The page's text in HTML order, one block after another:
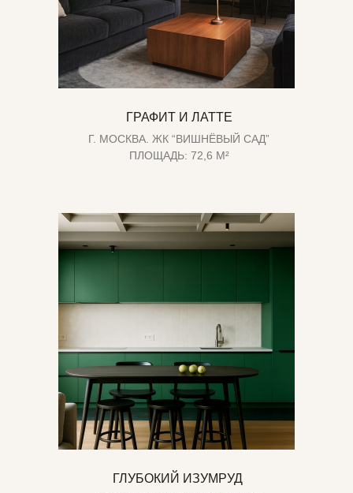
ГРАФИТ И ЛАТТЕ
Г. МОСКВА. ЖК “ВИШНЁВЫЙ САД”
ПЛОЩАДЬ: 72,6 М²
ГЛУБОКИЙ ИЗУМРУД